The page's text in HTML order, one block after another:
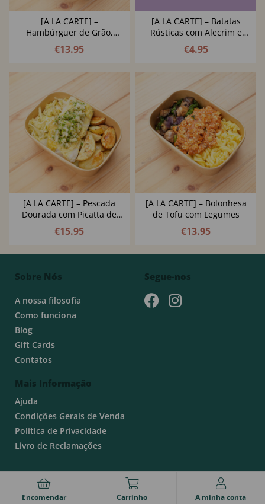
[A LA CARTE] –
Hambúrguer de Grão,
Brócolos e Azeite de Ervas
€13.95
[A LA CARTE] – Batatas
Rústicas com Alecrim e
Azeitonas
€4.95
[A LA CARTE] – Pescada
Dourada com Picatta de
Salsa, Alcaparras e Limão
€15.95
[A LA CARTE] – Bolonhesa
de Tofu com Legumes
€13.95
Sobre Nós
A nossa filosofia
Como funciona
Blog
Gift Cards
Contatos
Mais Informação
Ajuda
Condições Gerais de Venda
Política de Privacidade
Livro de Reclamações
Segue-nos
Encomendar Carrinho A minha conta